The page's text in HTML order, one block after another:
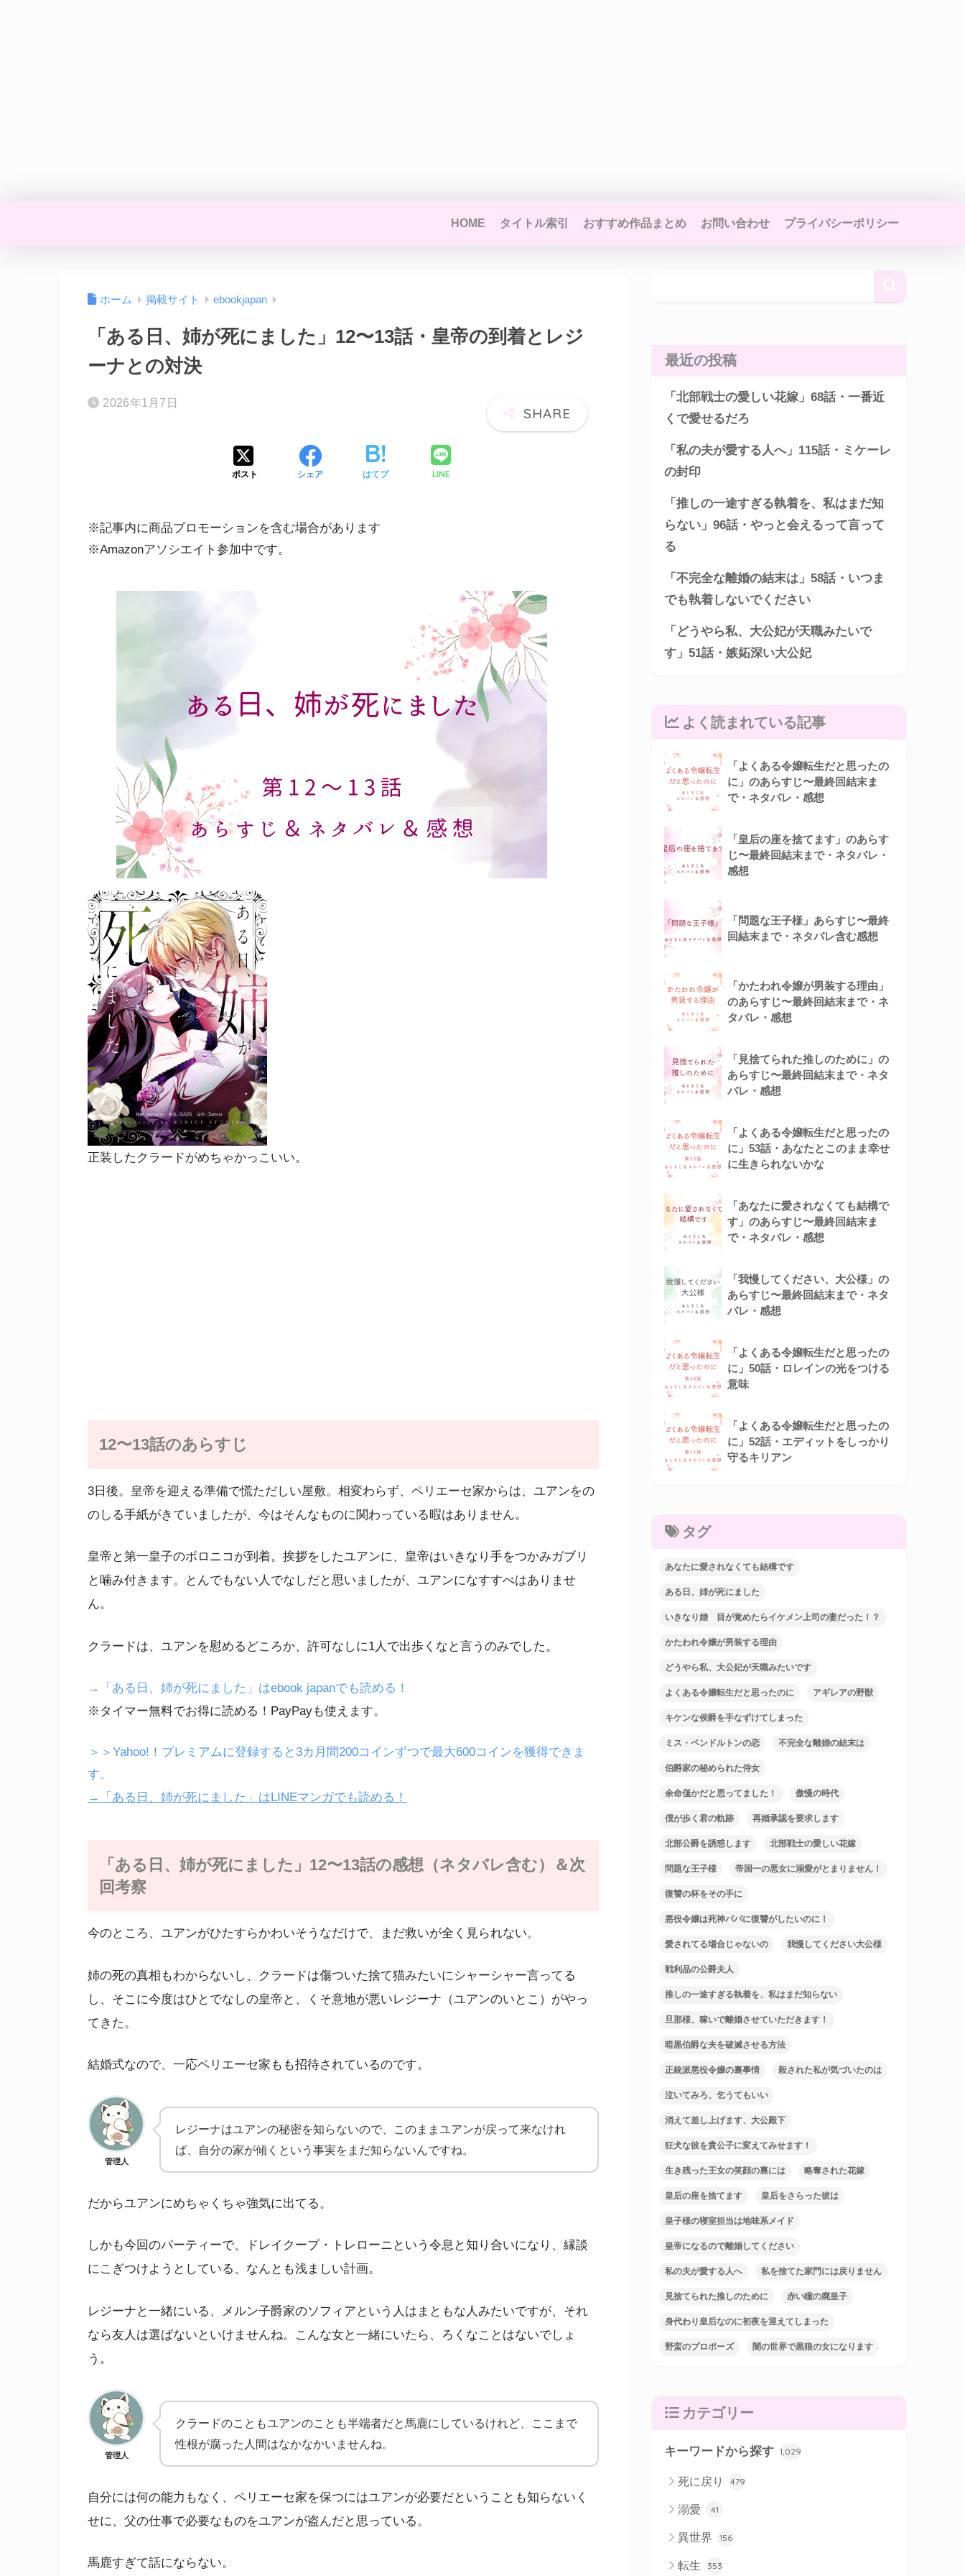
HOME タイトル索引 おすすめ作品まとめ お問い合わせ プライバシーポリシー
ホーム 掲載サイト ebookjapan
「ある日、姉が死にました」12〜13話・皇帝の到着とレジ
ーナとの対決
2026年1月7日
ポスト シェア はてブ LINE
※記事内に商品プロモーションを含む場合があります
※Amazonアソシエイト参加中です。
正装したクラードがめちゃかっこいい。
12〜13話のあらすじ
3日後。皇帝を迎える準備で慌ただしい屋敷。相変わらず、ペリエーセ家からは、ユアンをの
のしる手紙がきていましたが、今はそんなものに関わっている暇はありません。
皇帝と第一皇子のボロニコが到着。挨拶をしたユアンに、皇帝はいきなり手をつかみガブリ
と噛み付きます。とんでもない人でなしだと思いましたが、ユアンになすすべはありませ
ん。
クラードは、ユアンを慰めるどころか、許可なしに1人で出歩くなと言うのみでした。
→「ある日、姉が死にました」はebook japanでも読める！
※タイマー無料でお得に読める！PayPayも使えます。
＞＞Yahoo!！プレミアムに登録すると3カ月間200コインずつで最大600コインを獲得できま
す。
→「ある日、姉が死にました」はLINEマンガでも読める！
「ある日、姉が死にました」12〜13話の感想（ネタバレ含む）＆次
回考察
今のところ、ユアンがひたすらかわいそうなだけで、まだ救いが全く見られない。
姉の死の真相もわからないし、クラードは傷ついた捨て猫みたいにシャーシャー言ってる
し、そこに今度はひとでなしの皇帝と、くそ意地が悪いレジーナ（ユアンのいとこ）がやっ
てきた。
結婚式なので、一応ペリエーセ家もも招待されているのです。
管理人
レジーナはユアンの秘密を知らないので、このままユアンが戻って来なけれ
ば、自分の家が傾くという事実をまだ知らないんですね。
だからユアンにめちゃくちゃ強気に出てる。
しかも今回のパーティーで、ドレイクープ・トレローニという令息と知り合いになり、縁談
にこぎつけようとしている、なんとも浅ましい計画。
レジーナと一緒にいる、メルン子爵家のソフィアという人はまともな人みたいですが、それ
なら友人は選ばないといけませんね。こんな女と一緒にいたら、ろくなことはないでしょ
う。
管理人
クラードのこともユアンのことも半端者だと馬鹿にしているけれど、ここまで
性根が腐った人間はなかなかいませんね。
自分には何の能力もなく、ペリエーセ家を保つにはユアンが必要だということも知らないく
せに、父の仕事で必要なものをユアンが盗んだと思っている。
馬鹿すぎて話にならない。
最近の投稿
「北部戦士の愛しい花嫁」68話・一番近
くで愛せるだろ
「私の夫が愛する人へ」115話・ミケーレ
の封印
「推しの一途すぎる執着を、私はまだ知
らない」96話・やっと会えるって言って
る
「不完全な離婚の結末は」58話・いつま
でも執着しないでください
「どうやら私、大公妃が天職みたいで
す」51話・嫉妬深い大公妃
よく読まれている記事
「よくある令嬢転生だと思ったの
に」のあらすじ〜最終回結末ま
で・ネタバレ・感想
「皇后の座を捨てます」のあらす
じ〜最終回結末まで・ネタバレ・
感想
「問題な王子様」あらすじ〜最終
回結末まで・ネタバレ含む感想
「かたわれ令嬢が男装する理由」
のあらすじ〜最終回結末まで・ネ
タバレ・感想
「見捨てられた推しのために」の
あらすじ〜最終回結末まで・ネタ
バレ・感想
「よくある令嬢転生だと思ったの
に」53話・あなたとこのまま幸せ
に生きられないかな
「あなたに愛されなくても結構で
す」のあらすじ〜最終回結末ま
で・ネタバレ・感想
「我慢してください、大公様」の
あらすじ〜最終回結末まで・ネタ
バレ・感想
「よくある令嬢転生だと思ったの
に」50話・ロレインの光をつける
意味
「よくある令嬢転生だと思ったの
に」52話・エディットをしっかり
守るキリアン
タグ
あなたに愛されなくても結構です
ある日、姉が死にました
いきなり婚 目が覚めたらイケメン上司の妻だった！？
かたわれ令嬢が男装する理由
どうやら私、大公妃が天職みたいです
よくある令嬢転生だと思ったのに アギレアの野獣
キケンな侯爵を手なずけてしまった
ミス・ペンドルトンの恋 不完全な離婚の結末は
伯爵家の秘められた侍女
余命僅かだと思ってました！ 傲慢の時代
僕が歩く君の軌跡 再婚承認を要求します
北部公爵を誘惑します 北部戦士の愛しい花嫁
問題な王子様 帝国一の悪女に溺愛がとまりません！
復讐の杯をその手に
悪役令嬢は死神パパに復讐がしたいのに！
愛されてる場合じゃないの 我慢してください大公様
戦利品の公爵夫人
推しの一途すぎる執着を、私はまだ知らない
旦那様、稼いで離婚させていただきます！
暗黒伯爵な夫を破滅させる方法
正統派悪役令嬢の裏事情 殺された私が気づいたのは
泣いてみろ、乞うてもいい
消えて差し上げます、大公殿下
狂犬な彼を貴公子に変えてみせます！
生き残った王女の笑顔の裏には 略奪された花嫁
皇后の座を捨てます 皇后をさらった彼は
皇子様の寝室担当は地味系メイド
皇帝になるので離婚してください
私の夫が愛する人へ 私を捨てた家門には戻りません
見捨てられた推しのために 赤い瞳の廃皇子
身代わり皇后なのに初夜を迎えてしまった
野蛮のプロポーズ 闇の世界で黒狼の女になります
カテゴリー
キーワードから探す 1,029
死に戻り 479
溺愛 41
異世界 156
転生 353